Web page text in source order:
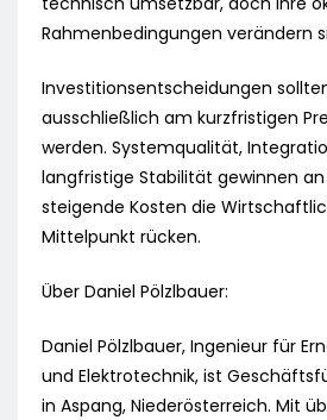
Rahmenbedingungen verändern
Investitionsentscheidungen
ausschließlich am kurzfristigen
werden. Systemqualität,
langfristige Stabilität gewinnen
steigende Kosten die
Mittelpunkt rücken.
Über Daniel Pölzlbauer:
Daniel Pölzlbauer, Ingenieur für
und Elektrotechnik, ist
in Aspang, Niederösterreich. Mit